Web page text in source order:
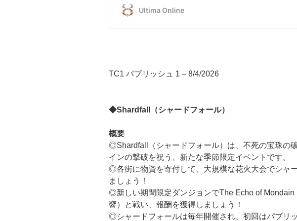
TC1 パブリッシュ 1 – 8/4/2026
◆Shardfall（シャードフォール）
概要
◎Shardfall（シャードフォール）は、不死の宝珠の
インの撃破を祝う、新たな季節限定イベントです。
◎各街に物資を寄付して、大規模な花火大会でシャ
ましょう！
◎新しい期間限定ダンジョンでThe Echo of Mondain
響）と戦い、報酬を獲得しましょう！
◎シャードフォールは毎年開催され、初回はパブリ